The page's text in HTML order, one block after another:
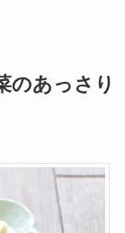
のあっさり